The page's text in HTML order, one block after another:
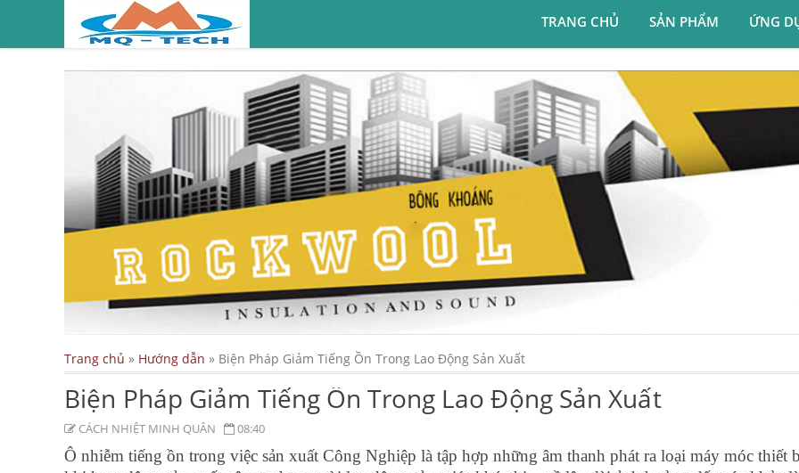
TRANG CHỦ SẢN PHẨM ỨNG
Trang chủ » Hướng dẫn » Biện Pháp Giảm Tiếng Ồn Trong Lao Động Sản Xuất
Biện Pháp Giảm Tiếng Ồn Trong Lao Động Sản Xuất
CÁCH NHIỆT MINH QUÂN 08:40
Ô nhiễm tiếng ồn trong việc sản xuất Công Nghiệp là tập hợp những âm thanh phát ra loại máy móc thiết